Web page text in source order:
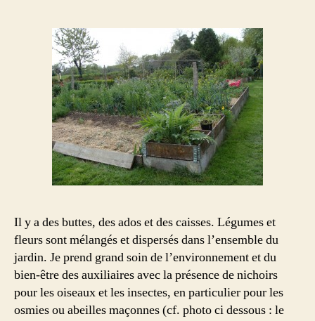
Il y a des buttes, des ados et des caisses. Légumes et
fleurs sont mélangés et dispersés dans l’ensemble du
jardin. Je prend grand soin de l’environnement et du
bien-être des auxiliaires avec la présence de nichoirs
pour les oiseaux et les insectes, en particulier pour les
osmies ou abeilles maçonnes (cf. photo ci dessous : le